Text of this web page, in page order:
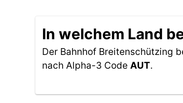
In welchem Land
Der Bahnhof Breitenschützing
nach Alpha-3 Code AUT.